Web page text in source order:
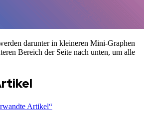
darunter in kleineren Mini-Graphen
Bereich der Seite nach unten, um alle
Artikel“